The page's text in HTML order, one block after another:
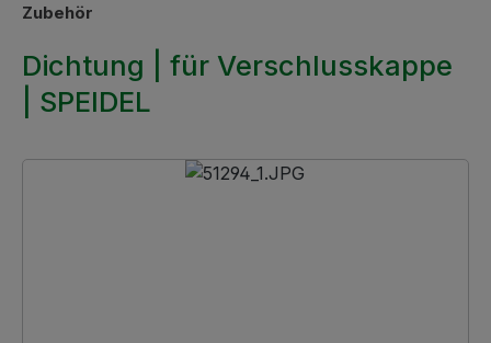
Zubehör
Dichtung | für Verschlusskappe
| SPEIDEL
Bildergalerie überspringen